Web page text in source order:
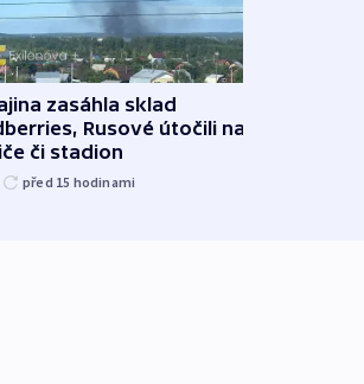
zasáhla sklad
Rusové útočili na trh,
či stadion
před 15 hodinami